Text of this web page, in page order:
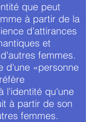
que peut
à partir de la
d'attirances
et
femmes.
d'une «personne
l'identité qu'une
à partir de son
femmes.